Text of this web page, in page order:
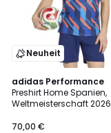
Neuheit
adidas Performance
Preshirt Home Spanien,
Weltmeisterschaft 2026
70,00 €
4,8
/ 5